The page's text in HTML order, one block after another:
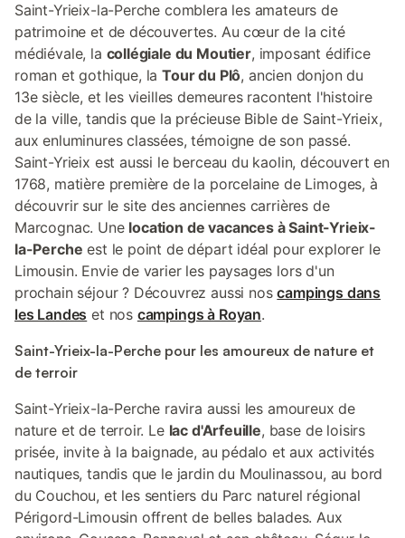
Saint-Yrieix-la-Perche comblera les amateurs de
patrimoine et de découvertes. Au cœur de la cité
médiévale, la collégiale du Moutier, imposant édifice
roman et gothique, laTour du Plô, ancien donjon du
13e siècle, et les vieilles demeures racontent l'histoire
de la ville, tandis que la précieuse Bible de Saint-Yrieix,
aux enluminures classées, témoigne de son passé.
Saint-Yrieix est aussi le berceau du kaolin, découvert en
1768, matière première de la porcelaine de Limoges, à
découvrir sur le site des anciennes carrières de
Marcognac. Une location de vacances à Saint-Yrieix-
la-Perche est le point de départ idéal pour explorer le
Limousin. Envie de varier les paysages lors d'un
prochain séjour ? Découvrez aussi noscampings dans
les Landes et nos campings à Royan.
Saint-Yrieix-la-Perche pour les amoureux de nature et
de terroir
Saint-Yrieix-la-Perche ravira aussi les amoureux de
nature et de terroir. Le lac d'Arfeuille, base de loisirs
prisée, invite à la baignade, au pédalo et aux activités
nautiques, tandis que le jardin du Moulinassou, au bord
du Couchou, et les sentiers du Parc naturel régional
Périgord-Limousin offrent de belles balades. Aux